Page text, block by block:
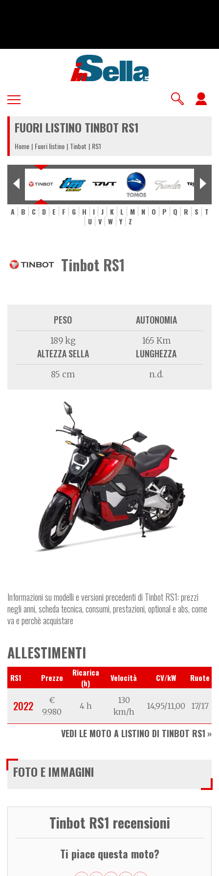
FUORI LISTINO TINBOT RS1
Home Fuori listino Tinbot RS1
A B C D E F G H I J K L M N O P Q R S
T
U
V W Y Z
Tinbot RS1
PESO
189 kg
AUTONOMIA
165 Km
ALTEZZA SELLA
85 cm
LUNGHEZZA
n.d.
Informazioni su modelli e versioni precedenti di Tinbot RS1: prezzi
negli anni, scheda tecnica, consumi, prestazioni, optional e abs, come
va e perchè acquistare
ALLESTIMENTI
RS1 Prezzo
Ricarica
(h)
Velocità CV/kW Ruote
2022
€
9.980
4 h
130
km/h
14,95/11,00 17/17
VEDI LE MOTO A LISTINO DI TINBOT RS1
FOTO E IMMAGINI
Tinbot RS1 recensioni
Ti piace questa moto?